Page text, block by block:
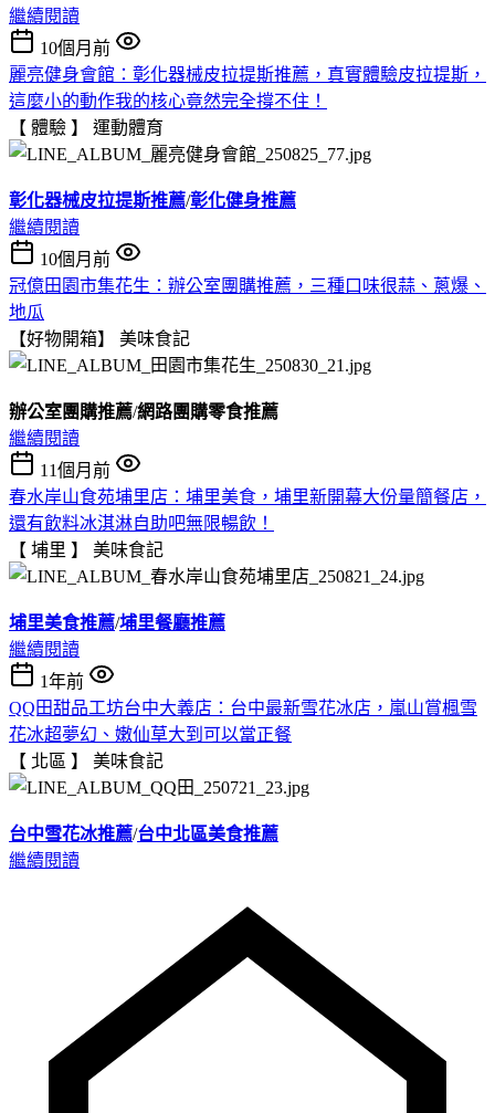
繼續閱讀
10個月前
麗亮健身會館：彰化器械皮拉提斯推薦，真實體驗皮拉提斯，
這麼小的動作我的核心竟然完全撐不住！
【 體驗 】 運動體育
彰化器械皮拉提斯推薦/彰化健身推薦
繼續閱讀
10個月前
冠億田園市集花生：辦公室團購推薦，三種口味很蒜、蔥爆、
地瓜
【好物開箱】 美味食記
辦公室團購推薦/網路團購零食推薦
繼續閱讀
11個月前
春水岸山食苑埔里店：埔里美食，埔里新開幕大份量簡餐店，
還有飲料冰淇淋自助吧無限暢飲！
【 埔里 】 美味食記
埔里美食推薦/埔里餐廳推薦
繼續閱讀
1年前
QQ田甜品工坊台中大義店：台中最新雪花冰店，嵐山賞楓雪
花冰超夢幻、嫩仙草大到可以當正餐
【 北區 】 美味食記
台中雪花冰推薦/台中北區美食推薦
繼續閱讀